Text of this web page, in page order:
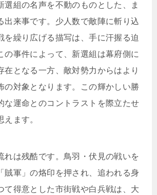
選組の名声を不動のものとした、ま
出来事です。少人数で敵陣に斬り込
を繰り広げる描写は、手に汗握る迫
の事件によって、新選組は幕府側に
在となる一方、敵対勢力からはより
の対象となります。この輝かしい勝
な運命とのコントラストを際立たせ
ます。
れは残酷です。鳥羽・伏見の戦いを
賊軍」の烙印を押され、追われる身
て得意とした市街戦や白兵戦は、大